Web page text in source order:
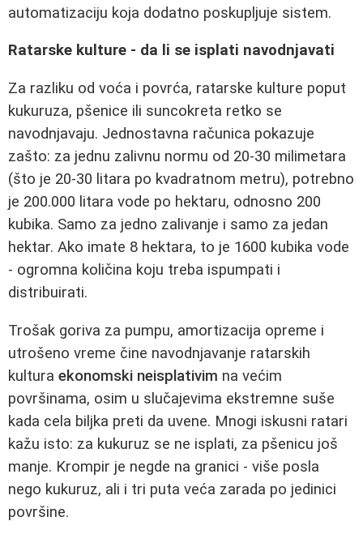
automatizaciju koja dodatno poskupljuje sistem.
Ratarske kulture - da li se isplati navodnjavati
Za razliku od voća i povrća, ratarske kulture poput
kukuruza, pšenice ili suncokreta retko se
navodnjavaju. Jednostavna računica pokazuje
zašto: za jednu zalivnu normu od 20-30 milimetara
(što je 20-30 litara po kvadratnom metru), potrebno
je 200.000 litara vode po hektaru, odnosno 200
kubika. Samo za jedno zalivanje i samo za jedan
hektar. Ako imate 8 hektara, to je 1600 kubika vode
- ogromna količina koju treba ispumpati i
distribuirati.
Trošak goriva za pumpu, amortizacija opreme i
utrošeno vreme čine navodnjavanje ratarskih
kultura ekonomski neisplativim na većim
površinama, osim u slučajevima ekstremne suše
kada cela biljka preti da uvene. Mnogi iskusni ratari
kažu isto: za kukuruz se ne isplati, za pšenicu još
manje. Krompir je negde na granici - više posla
nego kukuruz, ali i tri puta veća zarada po jedinici
površine.